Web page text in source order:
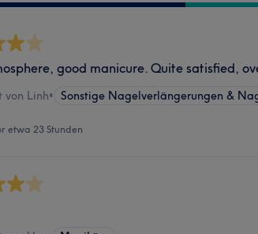
good manicure. Quite satisfied,
von Linh• Sonstige Nagelverlängerungen &
etwa 23 Stunden